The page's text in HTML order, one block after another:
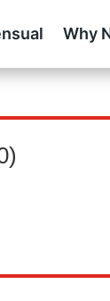
Why